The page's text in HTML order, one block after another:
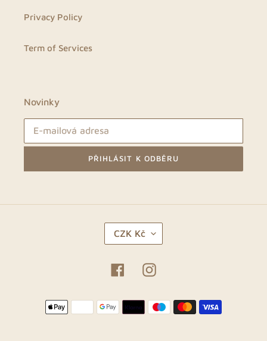
Privacy Policy
Term of Services
Novinky
PŘIHLÁSIT K ODBĚRU
M
Ě
A
CZK Kč
FacebookInstagram
Platební
metody